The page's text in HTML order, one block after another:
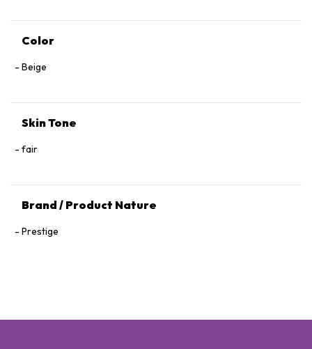
Color
Beige
Skin Tone
fair
Brand / Product Nature
Prestige